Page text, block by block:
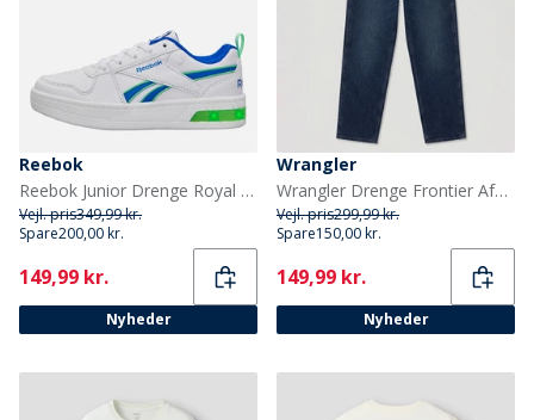
Reebok
Reebok Junior Drenge Royal Prime Step N Flash Træningssko Hvid/Optimum Blue/Solar Lime
Vejl. pris349,99 kr.
Spare200,00 kr.
Current
149,99 kr.
Nyheder
Wrangler
Wrangler Drenge Frontier Afslappet Pasform Jeans Blue Black
Vejl. pris299,99 kr.
Spare150,00 kr.
Current
149,99 kr.
Nyheder